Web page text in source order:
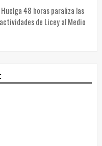
Huelga 48 horas paraliza las
actividades de Licey al Medio